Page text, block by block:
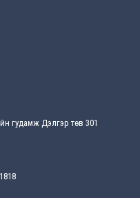
үнэлж, хэрэгжилтээ
өвөлжилтийн бэлтгэл,
гудамж Дэлгэр төв 301